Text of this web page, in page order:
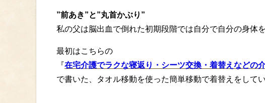
”前あき”と”丸首かぶり”
私の父は脳出血で倒れた初期段階では自分で自分の身体
最初はこちらの
『在宅介護でラクな寝返り・シーツ交換・着替えなどの
で書いた、タオル移動を使った簡単移動で着替えをしてい